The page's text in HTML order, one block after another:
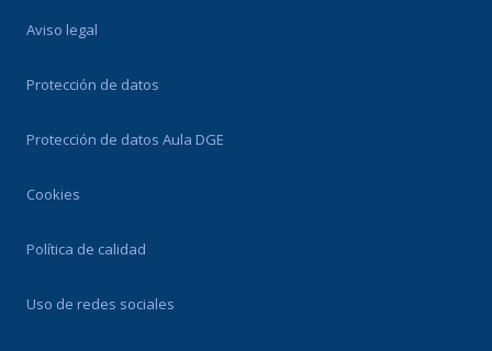
Aviso legal
Protección de datos
Protección de datos Aula DGE
Cookies
Política de calidad
Uso de redes sociales